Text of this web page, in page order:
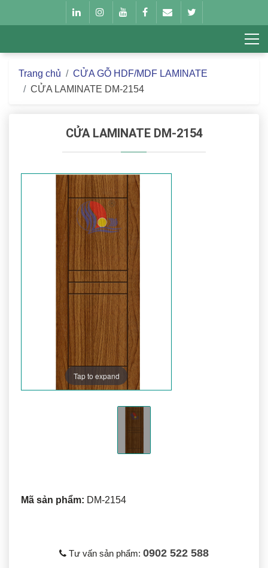
Trang chủ
CỬA GỖ HDF/MDF LAMINATE
CỬA LAMINATE DM-2154
CỬA LAMINATE DM-2154
Tap to expand
Mã sản phẩm: DM-2154
Tư vấn sản phẩm: 0902 522 588